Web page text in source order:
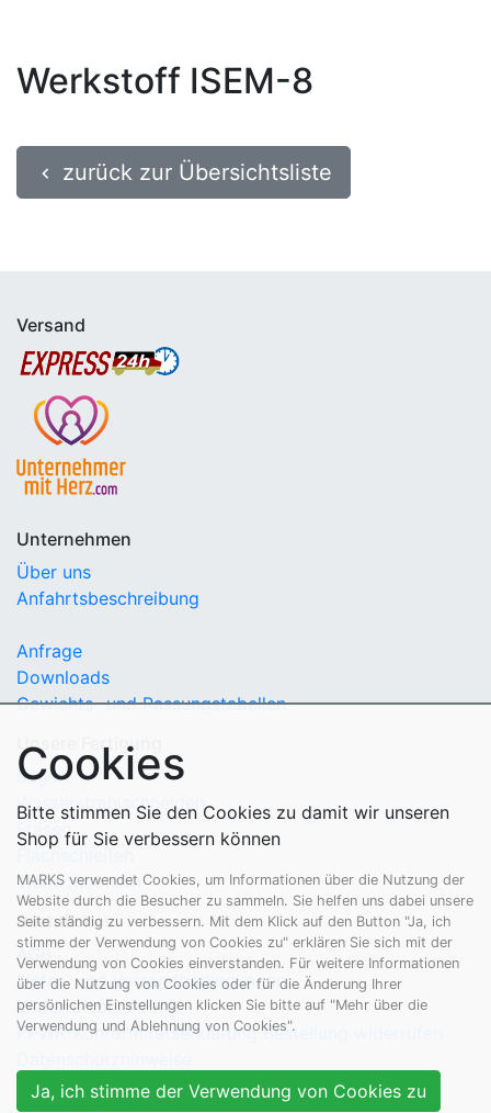
Werkstoff ISEM-8
keyboard_arrow_left zurück zur Übersichtsliste
Versand
Unternehmen
Über uns
Anfahrtsbeschreibung
Anfrage
Downloads
Gewichts- und Passungstabellen
Unsere Fertigung
Sägen
Wasserstrahlschneiden
Fräsen
Flachschleifen
Tieflochbohren
Rechtliches
AGB
Liefer- und Versandbedingungen
Widerrufsbelehrung
PPWR-Konformitätserklärung Bestellung widerrufen
Cookie-Einstellungen
Cookies
Bitte stimmen Sie den Cookies zu damit wir unseren
Shop für Sie verbessern können
MARKS verwendet Cookies, um Informationen über die Nutzung der
Website durch die Besucher zu sammeln. Sie helfen uns dabei unsere
Seite ständig zu verbessern. Mit dem Klick auf den Button "Ja, ich
stimme der Verwendung von Cookies zu" erklären Sie sich mit der
Verwendung von Cookies einverstanden. Für weitere Informationen
über die Nutzung von Cookies oder für die Änderung Ihrer
persönlichen Einstellungen klicken Sie bitte auf "Mehr über die
Verwendung und Ablehnung von Cookies".
Ja, ich stimme der Verwendung von Cookies zu